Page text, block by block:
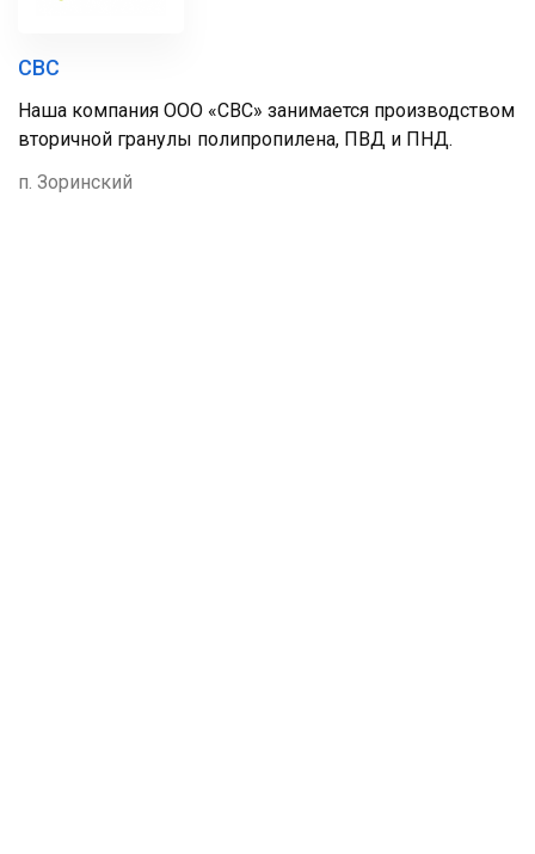
СВС
Наша компания ООО «СВС» занимается производством
вторичной гранулы полипропилена, ПВД и ПНД.
п. Зоринский